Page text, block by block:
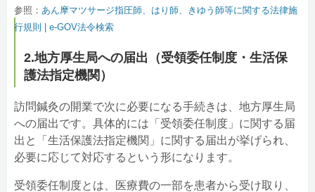
参照： あん摩マツサージ指圧師、はり師、きゆう師等に関する法律施
行規則 | e-GOV法令検索
2.地方厚生局への届出（受領委任制度・生活保
護法指定機関）
訪問鍼灸の開業で次に必要になる手続きは、地方厚生局
への届出です。具体的には「受領委任制度」に関する届
出と「生活保護法指定機関」に関する届出が挙げられ、
必要に応じて対応するという形になります。
受領委任制度とは、医療費の一部を患者から受け取り、